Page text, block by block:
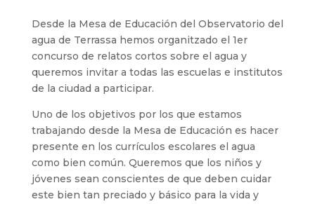
Desde la Mesa de Educación del Observatorio del
agua de Terrassa hemos organitzado el 1er
concurso de relatos cortos sobre el agua y
queremos invitar a todas las escuelas e institutos
de la ciudad a participar.
Uno de los objetivos por los que estamos
trabajando desde la Mesa de Educación es hacer
presente en los currículos escolares el agua
como bien común. Queremos que los niños y
jóvenes sean conscientes de que deben cuidar
este bien tan preciado y básico para la vida y